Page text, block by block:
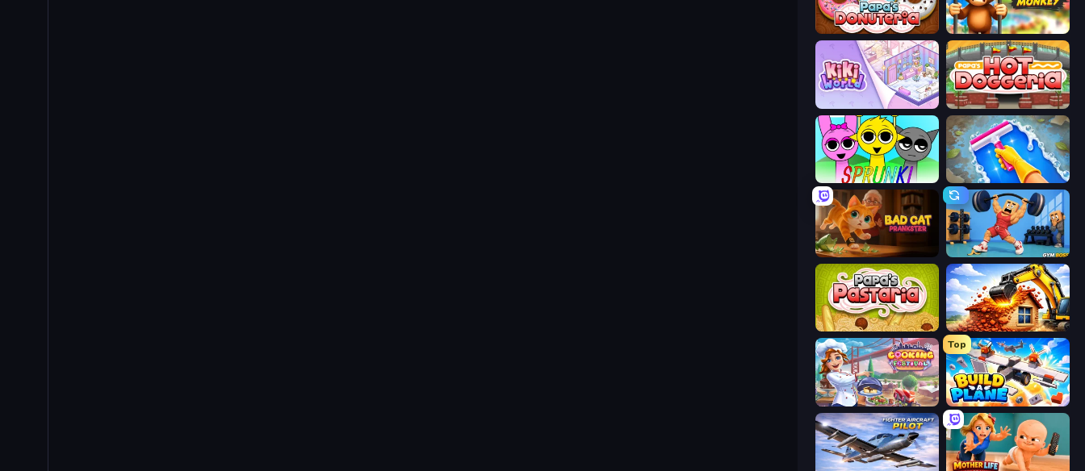
Papa's Donuteria Crazy Zoo Monkey
KiKi World Papa's Hot Doggeria
Sprunki Hotel Rush: Merge Story
Bad Cat Prankster Gym Boss
Papa's Pastaria City Constructor
Cooking Festival
Top
Build A Plane